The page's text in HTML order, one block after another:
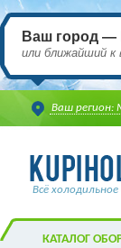
Ваш регион:
Ваш город —
или ближайший к
Всё
КАТАЛОГ